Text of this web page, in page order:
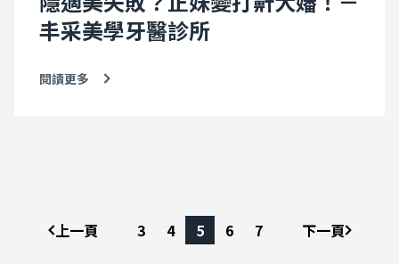
丰采美學牙醫診所
閱讀更多
上一頁 3 4 5 6 7 下一頁